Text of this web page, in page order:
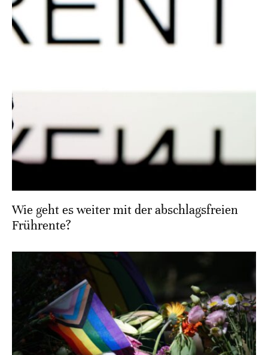
Wie geht es weiter mit der abschlagsfreien
Frührente?